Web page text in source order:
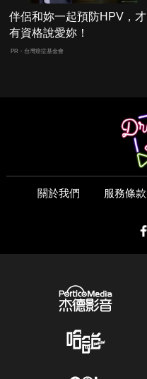
伴侶和妳一起預防HPV，才
有資格說愛妳！
PR・台灣癌症基金會
關於我們 服務條款